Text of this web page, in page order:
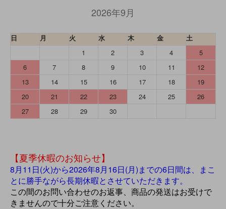
2026年9月
日 月 火 水 木 金
土
1
2 3 4
5
6
7 8 9 10 11
12
13
14 15 16 17 18
19
20
21 22 23 24 25
26
27
28 29 30
【夏季休暇のお知らせ】
8月11日(火)から2026年8月16日(月)までの6日間は、まこ
とに勝手ながら長期休暇とさせていただきます。
この間のお問い合わせのお返事、商品の発送はお受けで
きませんので十分ご注意ください。